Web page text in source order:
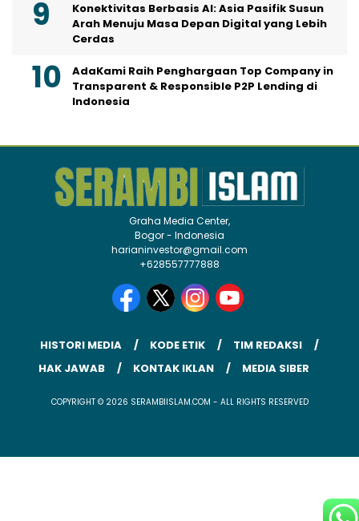
Konektivitas Berbasis AI: Asia Pasifik Susun
Arah Menuju Masa Depan Digital yang Lebih
Cerdas
AdaKami Raih Penghargaan Top Company in
Transparent & Responsible P2P Lending di
Indonesia
Graha Media Center,
Bogor - Indonesia
harianinvestor@gmail.com
+628557777888
HISTORI MEDIA KODE ETIK
TIM REDAKSI
HAK JAWAB
KONTAK IKLAN MEDIA SIBER
COPYRIGHT © 2026 SERAMBIISLAM.COM - ALL RIGHTS RESERVED